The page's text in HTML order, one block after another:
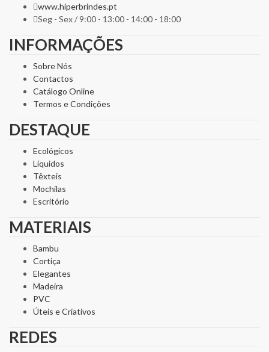
www.hiperbrindes.pt
Seg - Sex / 9:00 - 13:00 - 14:00 - 18:00
INFORMAÇÕES
Sobre Nós
Contactos
Catálogo Online
Termos e Condições
DESTAQUE
Ecológicos
Líquidos
Têxteis
Mochilas
Escritório
MATERIAIS
Bambu
Cortiça
Elegantes
Madeira
PVC
Úteis e Criativos
REDES